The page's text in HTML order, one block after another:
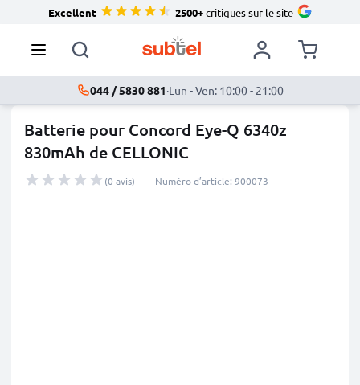
Excellent 2500+critiques sur le site
044 / 5830 881·Lun - Ven: 10:00 - 21:00
Batterie pour Concord Eye-Q 6340z
830mAh de CELLONIC
(0 avis) Numéro d’article: 900073